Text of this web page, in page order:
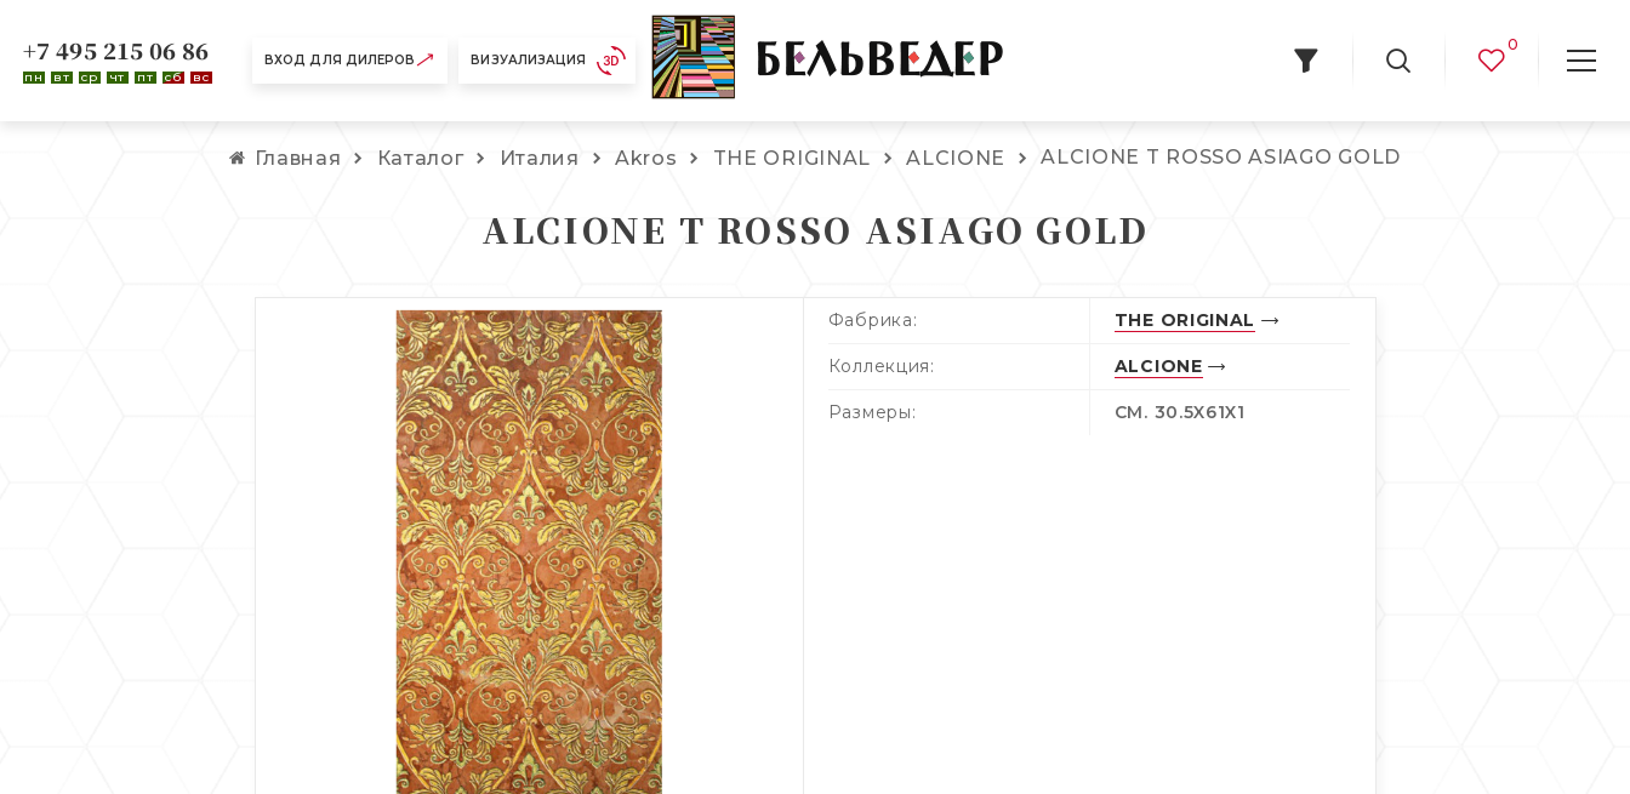
ВХОД ДЛЯ ДИЛЕРОВ ВИЗУАЛИЗАЦИЯ
+7 495 215 06 86
пн вт ср чт пт сб вс
0
Главная Каталог Италия Akros THE ORIGINAL ALCIONE ALCIONE T ROSSO ASIAGO GOLD
ALCIONE T ROSSO ASIAGO GOLD
Фабрика: THE ORIGINAL
Коллекция: ALCIONE
Размеры: CM. 30.5X61X1